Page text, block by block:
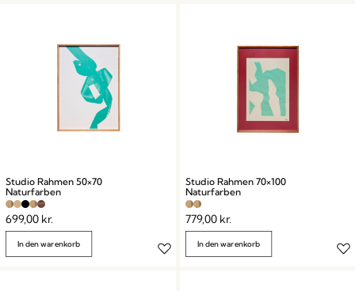
Studio Rahmen 50×70
Naturfarben
699,00 kr.
In den warenkorb
Studio Rahmen 70×100
Naturfarben
779,00 kr.
In den warenkorb